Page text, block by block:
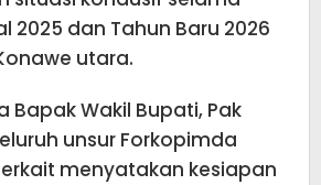
2025 dan Tahun Baru 2026
utara.
Bapak Wakil Bupati, Pak
unsur Forkopimda
menyatakan kesiapan